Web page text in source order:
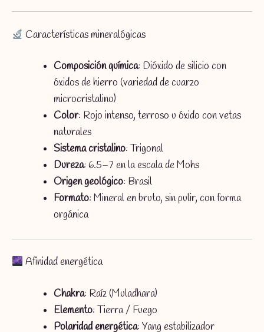
Características mineralógicas
Composición química: Dióxido de silicio con
óxidos de hierro (variedad de cuarzo
microcristalino)
Color: Rojo intenso, terroso u óxido con vetas
naturales
Sistema cristalino: Trigonal
Dureza: 6.5–7 en la escala de Mohs
Origen geológico: Brasil
Formato: Mineral en bruto, sin pulir, con forma
orgánica
Afinidad energética
Chakra: Raíz (Muladhara)
Elemento: Tierra / Fuego
Polaridad energética: Yang estabilizador